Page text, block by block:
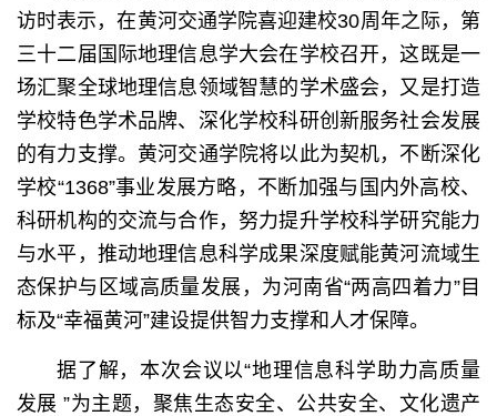
访时表示，在黄河交通学院喜迎建校30周年之际，第
三十二届国际地理信息学大会在学校召开，这既是一
场汇聚全球地理信息领域智慧的学术盛会，又是打造
学校特色学术品牌、深化学校科研创新服务社会发展
的有力支撑。黄河交通学院将以此为契机，不断深化
学校“1368”事业发展方略，不断加强与国内外高校、
科研机构的交流与合作，努力提升学校科学研究能力
与水平，推动地理信息科学成果深度赋能黄河流域生
态保护与区域高质量发展，为河南省“两高四着力”目
标及“幸福黄河”建设提供智力支撑和人才保障。
据了解，本次会议以“地理信息科学助力高质量
发展 ”为主题，聚焦生态安全、公共安全、文化遗产